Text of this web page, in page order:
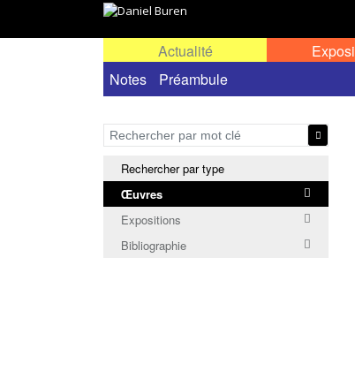
Actualité
Œuvres permanentes dans l'espace
Notes
Préambule
Rechercher par type
Œuvres
Expositions
Bibliographie